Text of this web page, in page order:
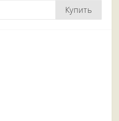
Купить